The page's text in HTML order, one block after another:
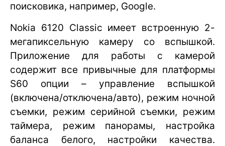
поисковика, например, Google.
Nokia 6120 Classic имеет встроенную 2-
мегапиксельную камеру со вспышкой.
Приложение для работы с камерой
содержит все привычные для платформы
S60 опции – управление вспышкой
(включена/отключена/авто), режим ночной
съемки, режим серийной съемки, режим
таймера, режим панорамы, настройка
баланса белого, настройки качества.